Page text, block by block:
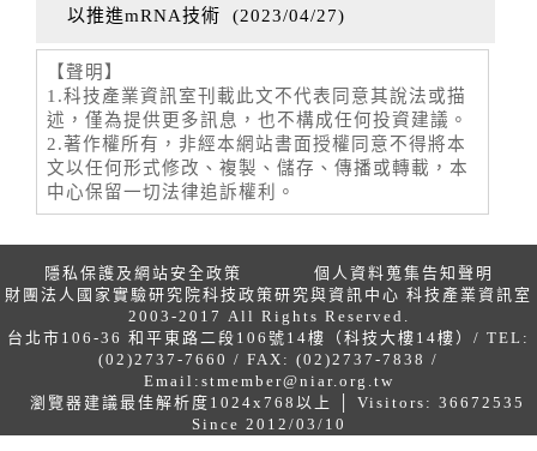
以推進mRNA技術 (2023/04/27)
【聲明】
1.科技產業資訊室刊載此文不代表同意其說法或描
述，僅為提供更多訊息，也不構成任何投資建議。
2.著作權所有，非經本網站書面授權同意不得將本
文以任何形式修改、複製、儲存、傳播或轉載，本
中心保留一切法律追訴權利。
隱私保護及網站安全政策
個人資料蒐集告知聲明
財團法人國家實驗研究院科技政策研究與資訊中心 科技產業資訊室
2003-2017 All Rights Reserved.
台北市106-36 和平東路二段106號14樓（科技大樓14樓）/ TEL:
(02)2737-7660 / FAX: (02)2737-7838 /
Email: stmember@niar.org.tw
瀏覽器建議最佳解析度1024x768以上 │ Visitors: 36672535
Since 2012/03/10